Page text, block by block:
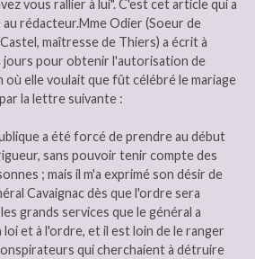
vous rallier à lui". C'est cet article qui a
rédacteur.Mme Odier (Soeur de
maîtresse de Thiers) a écrit à
jours pour obtenir l'autorisation de
où elle voulait que fût célébré le mariage
la lettre suivante :
a été forcé de prendre au début
sans pouvoir tenir compte des
; mais il m'a exprimé son désir de
Cavaignac dès que l'ordre sera
grands services que le général a
loi et à l'ordre, et il est loin de le ranger
qui cherchaient à détruire